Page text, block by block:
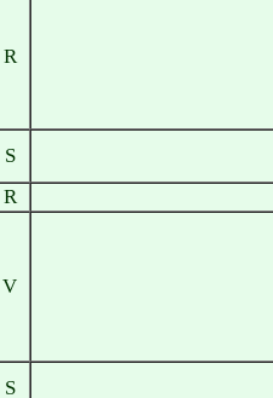
R
S
R
V
S